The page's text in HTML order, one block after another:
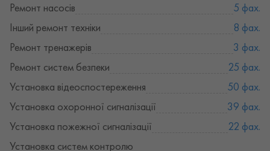
Ремонт насосів
5 фах.
Інший ремонт техніки
8 фах.
Ремонт тренажерів
3 фах.
Ремонт систем безпеки
25 фах.
Установка відеоспостереження
50 фах.
Установка охоронної сигналізації
39 фах.
Установка пожежної сигналізації
22 фах.
Установка систем контролю